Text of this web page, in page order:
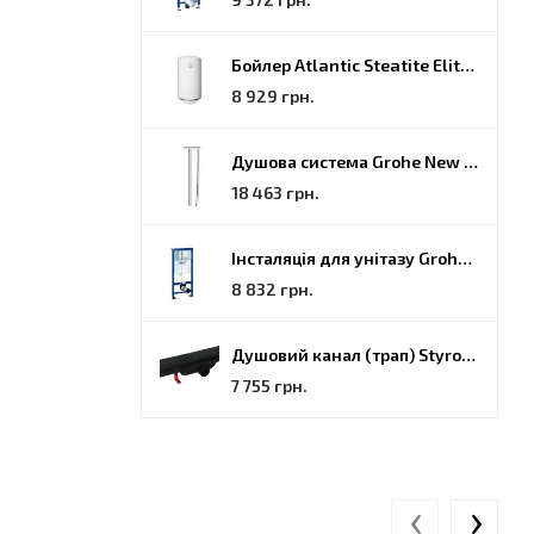
Бойлер Atlantic Steatite Elite VM 080 D400 2 BC, 80 (851188)
8 929 грн.
Душова система Grohe New Tempesta Cosmopolitan (27922000)
18 463 грн.
Інсталяція для унітазу Grohe Rapid SL (38772001)
8 832 грн.
Душовий канал (трап) Styron, решітка Гармонія, 70 (STY-H-70-FF)
7 755 грн.
‹ ›